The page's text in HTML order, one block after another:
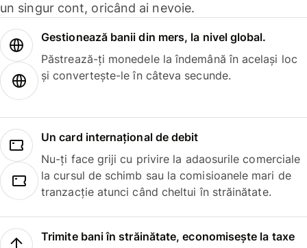
un singur cont, oricând ai nevoie.
Gestionează banii din mers, la nivel global.
Păstrează-ți monedele la îndemână în același loc
și convertește-le în câteva secunde.
Un card internațional de debit
Nu-ți face griji cu privire la adaosurile comerciale
la cursul de schimb sau la comisioanele mari de
tranzacție atunci când cheltui în străinătate.
Trimite bani în străinătate, economisește la taxe